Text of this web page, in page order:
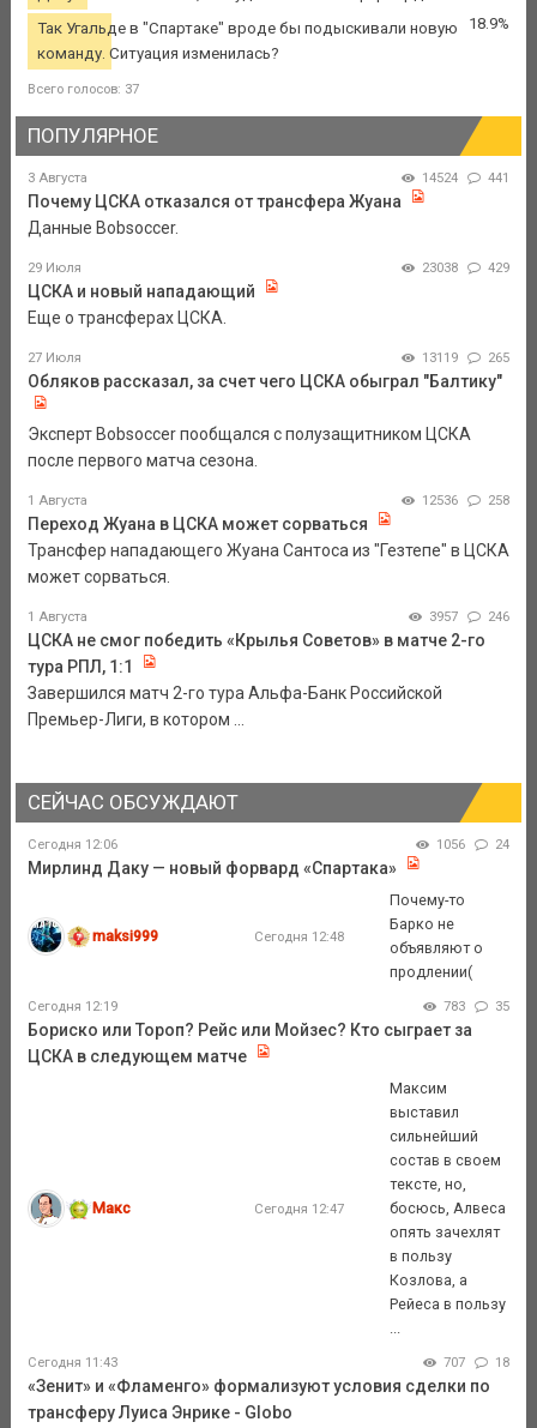
Так Угальде в "Спартаке" вроде бы подыскивали новую
команду. Ситуация изменилась?
18.9%
Всего голосов: 37
ПОПУЛЯРНОЕ
3 Августа 14524 441
Почему ЦСКА отказался от трансфера Жуана
Данные Bobsoccer.
29 Июля 23038 429
ЦСКА и новый нападающий
Еще о трансферах ЦСКА.
27 Июля 13119 265
Обляков рассказал, за счет чего ЦСКА обыграл "Балтику"
Эксперт Bobsoccer пообщался с полузащитником ЦСКА
после первого матча сезона.
1 Августа 12536 258
Переход Жуана в ЦСКА может сорваться
Трансфер нападающего Жуана Сантоса из "Гезтепе" в ЦСКА
может сорваться.
1 Августа 3957 246
ЦСКА не смог победить «Крылья Советов» в матче 2-го
тура РПЛ, 1:1
Завершился матч 2-го тура Альфа-Банк Российской
Премьер-Лиги, в котором ...
СЕЙЧАС ОБСУЖДАЮТ
Сегодня 12:06 1056 24
Мирлинд Даку — новый форвард «Спартака»
maksi999 Сегодня 12:48
Почему-то
Барко не
объявляют о
продлении(
Сегодня 12:19 783 35
Бориско или Тороп? Рейс или Мойзес? Кто сыграет за
ЦСКА в следующем матче
Макс Сегодня 12:47
Максим
выставил
сильнейший
состав в своем
тексте, но,
босюсь, Алвеса
опять зачехлят
в пользу
Козлова, а
Рейеса в пользу
...
Сегодня 11:43 707 18
«Зенит» и «Фламенго» формализуют условия сделки по
трансферу Луиса Энрике - Globo